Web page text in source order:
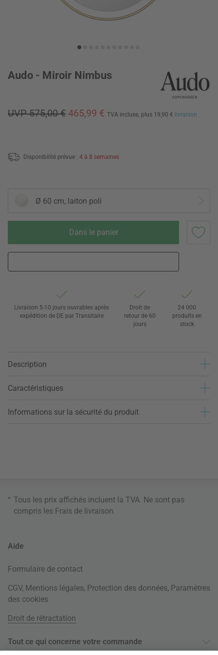
Audo - Miroir Nimbus
UVP 575,00 € 465,99 € TVA incluse, plus 19,90 € livraison
Disponibilité prévue : 4 à 8 semaines
Ø 60 cm, laiton poli
Dans le panier
Livraison 5-10 jours ouvrables après
expédition de DE par Transitaire
Droit de
retour de 60
jours
24 000
produits en
stock
Description
Caractéristiques
Informations sur la sécurité du produit
* Tous les prix affichés incluent la TVA. Ne sont pas
compris les Frais de livraison.
Aide
Formulaire de contact
CGV, Mentions légales, Protection des données, Paramètres
des cookies
Droit de rétractation
Tout ce qui concerne votre commande